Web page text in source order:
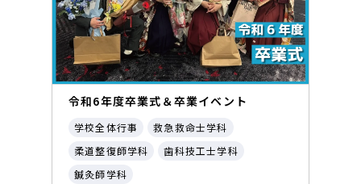
令和6年度卒業式＆卒業イベント
学校全体行事
救急救命士学科
柔道整復師学科
歯科技工士学科
鍼灸師学科